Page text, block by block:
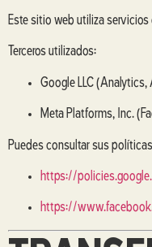
Este sitio web utiliza
Terceros utilizados:
Google LLC (Analytics,
Meta Platforms, Inc.
Puedes consultar sus
https://
https://